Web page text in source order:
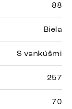
88
Biela
S vankúšmi
257
70